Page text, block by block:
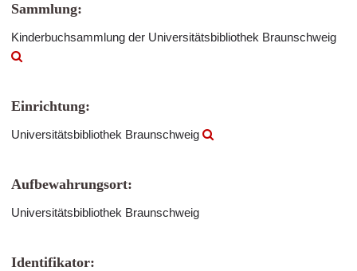
Sammlung:
Kinderbuchsammlung der Universitätsbibliothek Braunschweig
Einrichtung:
Universitätsbibliothek Braunschweig
Aufbewahrungsort:
Universitätsbibliothek Braunschweig
Identifikator: